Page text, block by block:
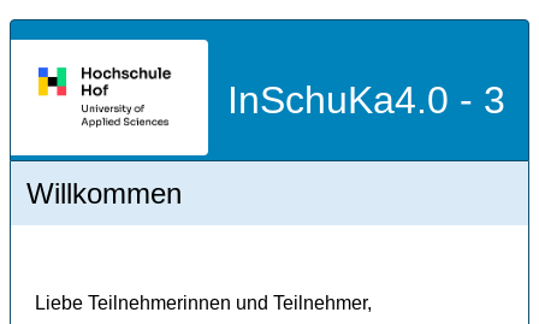
InSchuKa4.0 - 3
Willkommen
Liebe Teilnehmerinnen und Teilnehmer,